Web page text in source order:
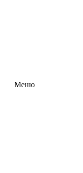
Меню